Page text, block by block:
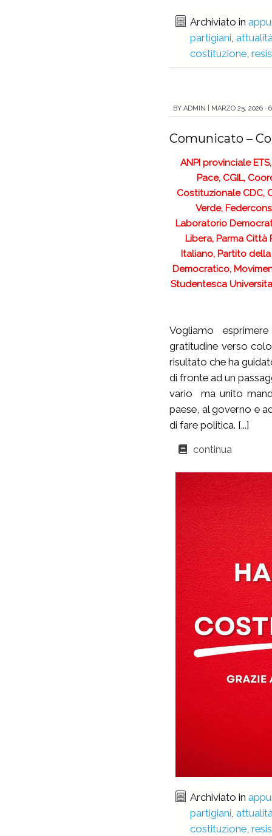
Archiviato in
partigiani,
costituzione,
BY ADMIN MARZO 25, 2026 ·
Comunicato –
ANPI provinciale
Pace, CGIL,
Costituzionale CDC,
Verde,
Laboratorio
Libera, Parma Città
Italiano, Partito
Democratico,
Studentesca
Vogliamo
gratitudine verso
risultato che ha
di fronte ad un
vario ma unito
paese, al governo e
di fare politica. [...]
continua
Archiviato in
partigiani,
costituzione,